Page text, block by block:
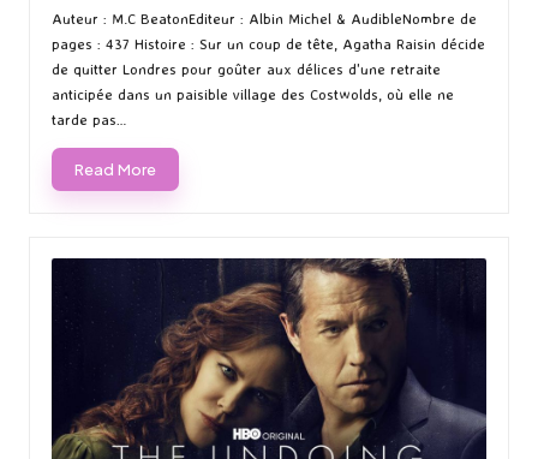
by
in
Auteur : M.C BeatonEditeur : Albin Michel & AudibleNombre de
pages : 437 Histoire : Sur un coup de tête, Agatha Raisin décide
de quitter Londres pour goûter aux délices d'une retraite
anticipée dans un paisible village des Costwolds, où elle ne
tarde pas…
Read More